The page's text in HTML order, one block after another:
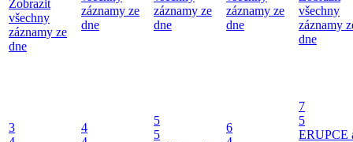
Zobrazit
všechny
záznamy ze
dne
záznamy ze
dne
záznamy ze
dne
záznamy ze
dne
všechny
záznamy
dne
3
4
5
5
6
7
5
ERUPCE